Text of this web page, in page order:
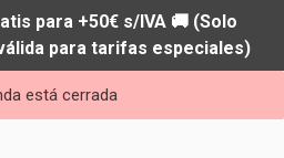
para +50€ s/IVA 🚚 (Solo
para tarifas especiales)
está cerrada